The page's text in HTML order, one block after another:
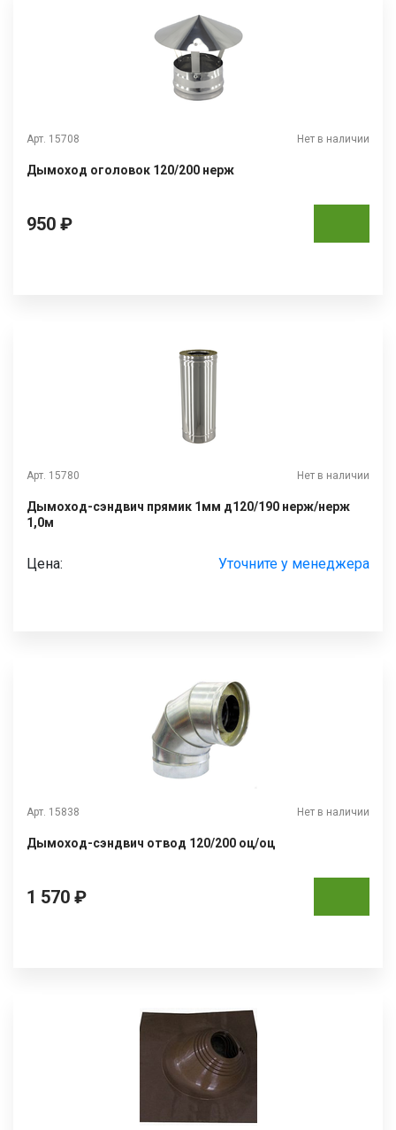
Арт. 15708 Нет в наличии
Дымоход оголовок 120/200 нерж
950 ₽
Арт. 15780 Нет в наличии
Дымоход-сэндвич прямик 1мм д120/190 нерж/нерж
1,0м
Цена: Уточните у менеджера
Арт. 15838 Нет в наличии
Дымоход-сэндвич отвод 120/200 оц/оц
1 570 ₽